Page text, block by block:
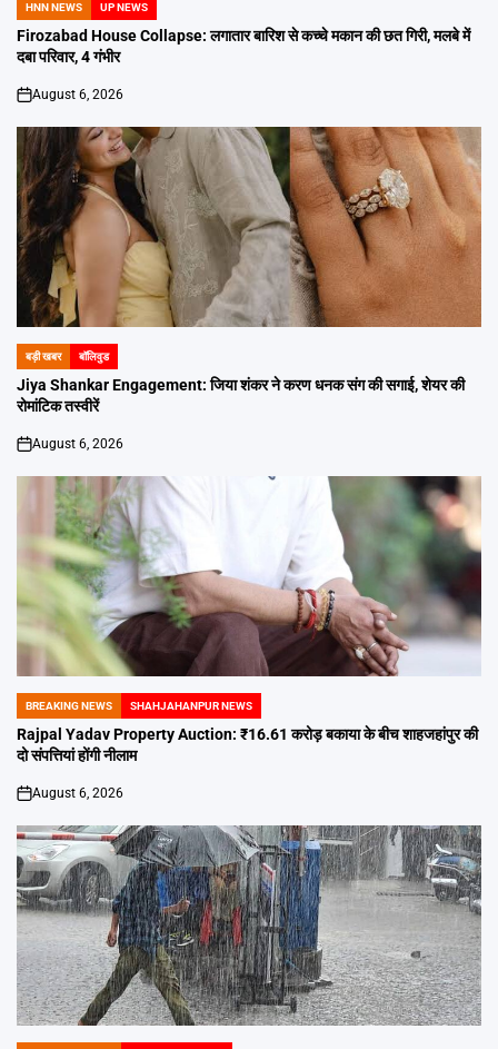
POSTED
IN
HNN NEWS UP NEWS
Firozabad House Collapse: लगातार बारिश से कच्चे मकान की छत गिरी, मलबे में
दबा परिवार, 4 गंभीर
on
August 6, 2026
POSTED
IN
बड़ी खबर बॉलिवुड
Jiya Shankar Engagement: जिया शंकर ने करण धनक संग की सगाई, शेयर की
रोमांटिक तस्वीरें
on
August 6, 2026
POSTED
IN
BREAKING NEWS SHAHJAHANPUR NEWS
Rajpal Yadav Property Auction: ₹16.61 करोड़ बकाया के बीच शाहजहांपुर की
दो संपत्तियां होंगी नीलाम
on
August 6, 2026